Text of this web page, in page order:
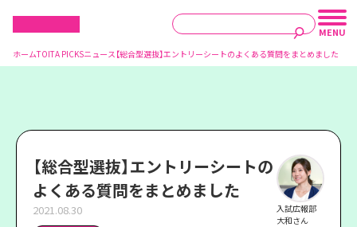
ホームTOITA PICKSニュース 【総合型選抜】エントリーシートのよくある質問をまとめました
【総合型選抜】エントリーシートの
よくある質問をまとめました
2021.08.30
入試広報部
大和さん